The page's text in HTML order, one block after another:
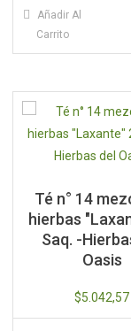
Añadir Al
Carrito
Té n° 14
hierbas
Saq. -
Oasis
$5.042,57